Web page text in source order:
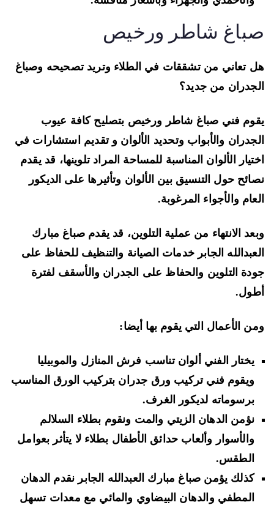
شاطر ورخيص
تعاني من تشققات في الطلاء وتريد تصحيحه وصباغ
من جديد؟
فني صباغ شاطر ورخيص بتصليح كافة عيوب
والأبواب وتحديد الألوان و تقديم استشارات في
الألوان المناسبة للمساحة المراد تلوينها، قد يقدم
حول التنسيق بين الألوان وتأثيرها على الديكور
والأجواء المرغوبة.
الانتهاء من عملية التلوين، قد يقدم صباغ مبارك
الجابر خدمات الصيانة والتنظيف للحفاظ على
التلوين والحفاظ على الجدران والأسقف لفترة
الأعمال التي يقوم بها أيضا:
يختار الفني ألوان تناسب فرش المنازل والموبيليا
ويقوم فني تركيب ورق جدران بتركيب الورق المناسب
برسوماته لديكور الغرف.
نؤمن الدهان الزيتي والمت ونقوم بطلاء السلالم
والأسوار وألعاب حدائق الأطفال بطلاء لا يتأثر بعوامل
الطقس.
كذلك يؤمن صباغ مبارك العبدالله الجابر نقدم الدهان
المطفي والدهان البيضاوي والمائي مع معدات تسهل